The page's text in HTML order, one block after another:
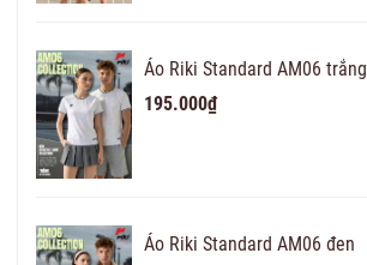
Áo Riki Standard AM06 trắng
195.000₫
Áo Riki Standard AM06 đen